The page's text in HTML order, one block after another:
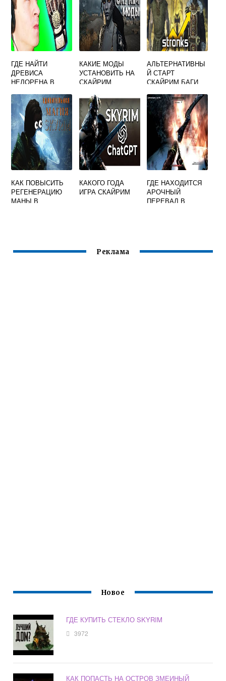
ГДЕ НАЙТИ
ДРЕВИСА
НЕЛОРЕНА В
КАКИЕ МОДЫ
УСТАНОВИТЬ НА
СКАЙРИМ
АЛЬТЕРНАТИВНЫ
Й СТАРТ
СКАЙРИМ БАГИ
КАК ПОВЫСИТЬ
РЕГЕНЕРАЦИЮ
МАНЫ В
КАКОГО ГОДА
ИГРА СКАЙРИМ
ГДЕ НАХОДИТСЯ
АРОЧНЫЙ
ПЕРЕВАЛ В
Реклама
Новое
ГДЕ КУПИТЬ СТЕКЛО SKYRIM
3972
КАК ПОПАСТЬ НА ОСТРОВ ЗМЕИНЫЙ